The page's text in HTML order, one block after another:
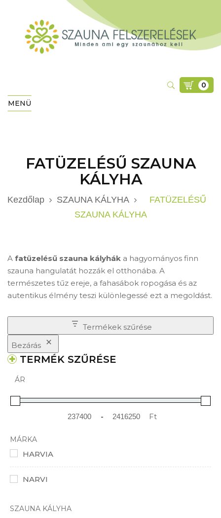
0
MENÜ
FATÜZELÉSŰ SZAUNA
KÁLYHA
Kezdőlap SZAUNA KÁLYHA
FATÜZELÉSŰ
SZAUNA KÁLYHA
A fatüzelésű szauna kályhák a hagyományos finn
szauna hangulatát hozzák el otthonába. A
természetes tűz ereje, a fahasábok ropogása és az
autentikus élmény teszi különlegessé ezt a megoldást.
Termékek szűrése
Bezárás
TERMÉK SZŰRÉSE
ÁR
- Ft
MÁRKA
HARVIA
NARVI
SZAUNA KÁLYHA